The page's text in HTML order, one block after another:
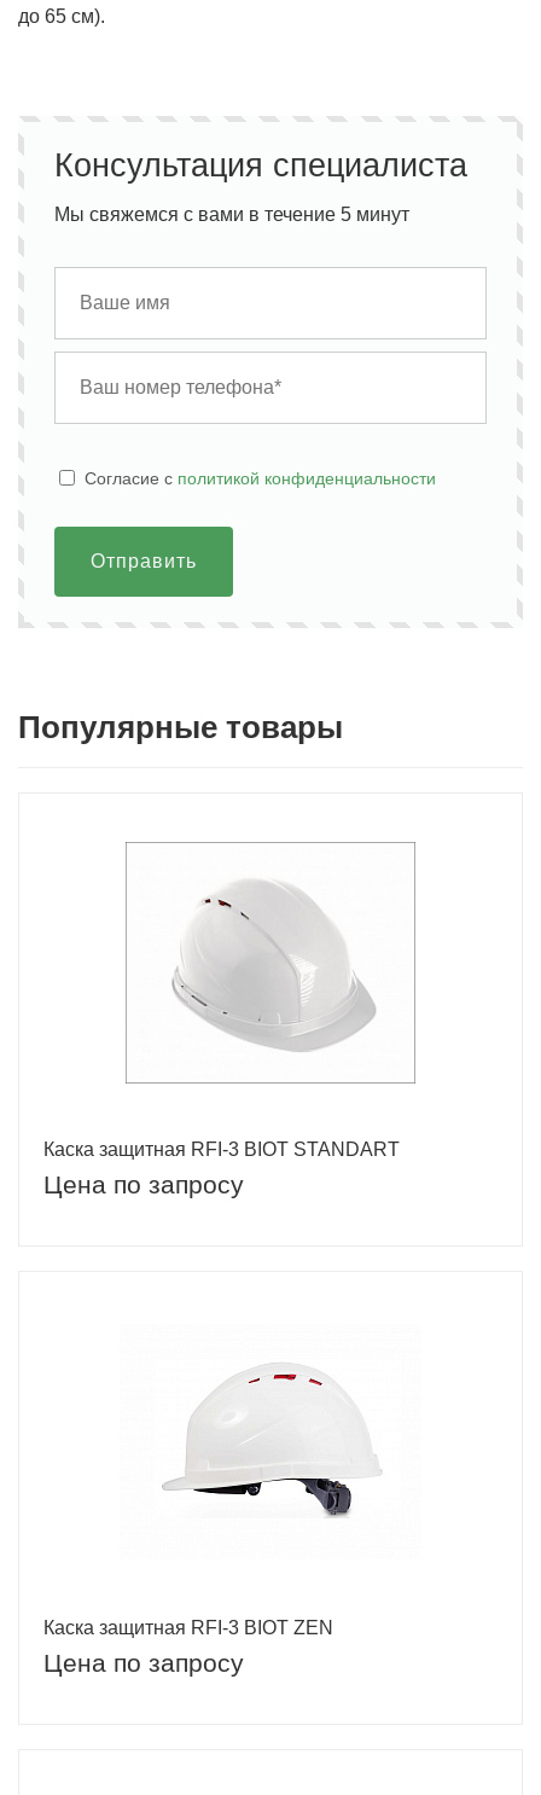
до 65 см).
Консультация специалиста
Мы свяжемся с вами в течение 5 минут
Cогласие с политикой конфиденциальности
Отправить
Популярные товары
Каска защитная RFI-3 BIOT STANDART
Цена по запросу
Каска защитная RFI-3 BIOT ZEN
Цена по запросу